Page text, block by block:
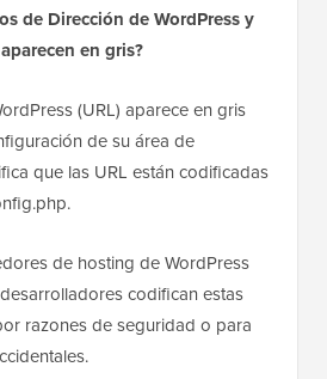
de Dirección de WordPress y
en gris?
(URL) aparece en gris
de su área de
que las URL están codificadas
de hosting de WordPress
codifican estas
razones de seguridad o para